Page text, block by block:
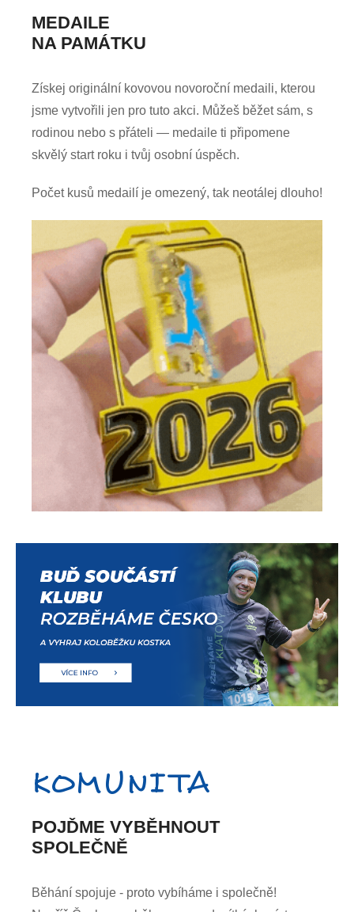
MEDAILE
NA PAMÁTKU
Získej originální kovovou novoroční medaili, kterou
jsme vytvořili jen pro tuto akci. Můžeš běžet sám, s
rodinou nebo s přáteli — medaile ti připomene
skvělý start roku i tvůj osobní úspěch.
Počet kusů medailí je omezený, tak neotálej dlouho!
KOMUNITA
POJĎME VYBĚHNOUT
SPOLEČNĚ
Běhání spojuje - proto vybíháme i společně!